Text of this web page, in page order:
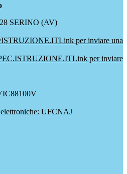
SERINO (AV)
Link per inviare una
Link per inviare
UFCNAJ